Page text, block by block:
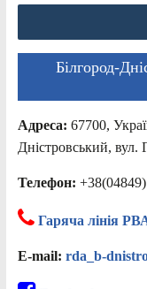
Білгород-
Адреса: 67700,
Дністровський, вул.
Телефон:
Гаряча лінія
E-mail: rda_b-